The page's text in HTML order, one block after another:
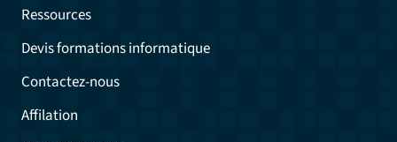
Ressources
Devis formations informatique
Contactez-nous
Affilation